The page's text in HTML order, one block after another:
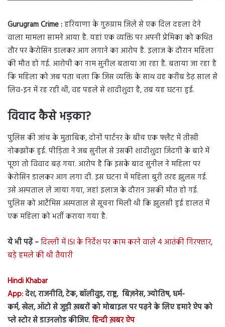
Gurugram Crime :हरियाणा के गुरुग्राम जिले से एक दिल दहला देने
वाला मामला सामने आया है. यहां एक व्यक्ति पर अपनी प्रेमिका को कथित
तौर पर केरोसिन डालकर आग लगाने का आरोप है. इलाज के दौरान महिला
की मौत हो गई. आरोपी का नाम सुनील बताया जा रहा है. बताया जा रहा है
कि महिला को जब पता चला कि जिस व्यक्ति के साथ वह करीब डेढ़ साल से
लिव-इन में रह रही थी, वह पहले से शादीशुदा है, तब यह घटना हुई.
विवाद कैसे भड़का?
पुलिस की जांच के मुताबिक, दोनों पार्टनर के बीच एक फ्लैट में तीखी
नोकझोंक हुई. पीड़िता ने जब सुनील से उसकी शादीशुदा जिंदगी के बारे में
पूछा तो विवाद बढ़ गया. आरोप है कि इसके बाद सुनील ने महिला पर
केरोसिन डालकर आग लगा दी. इस घटना में महिला बुरी तरह झुलस गई.
उसे अस्पताल ले जाया गया, जहां इलाज के दौरान उसकी मौत हो गई.
पुलिस को आर्टेमिस अस्पताल से सूचना मिली थी कि झुलसी हुई हालत में
एक महिला को भर्ती कराया गया है.
ये भी पढ़ें –दिल्ली में ISI के निर्देश पर काम करने वाले 4 आतंकी गिरफ्तार,
बड़े हमले की थी तैयारी
Hindi Khabar
App:देश, राजनीति, टेक, बॉलीवुड, राष्ट्र, बिज़नेस, ज्योतिष, धर्म-
कर्म, खेल, ऑटो से जुड़ी ख़बरों को मोबाइल पर पढ़ने के लिए हमारे ऐप को
प्ले स्टोर से डाउनलोड कीजिए.हिन्दी ख़बर ऐप